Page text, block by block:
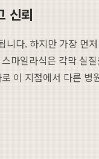
신뢰
다. 하지만 가장
마일라식은 각막 실
이 지점에서 다른 병